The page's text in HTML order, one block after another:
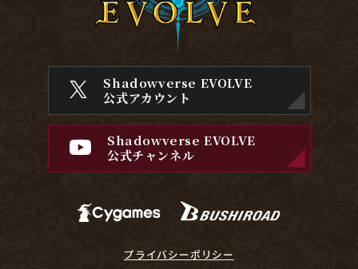
Shadowverse EVOLVE
公式アカウント
Shadowverse EVOLVE
公式チャンネル
プライバシーポリシー